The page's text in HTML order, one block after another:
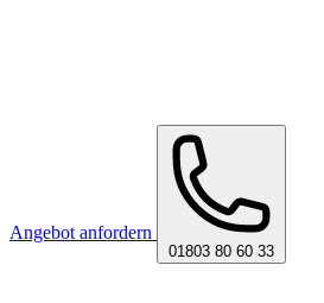
Angebot anfordern
01803 80 60 33